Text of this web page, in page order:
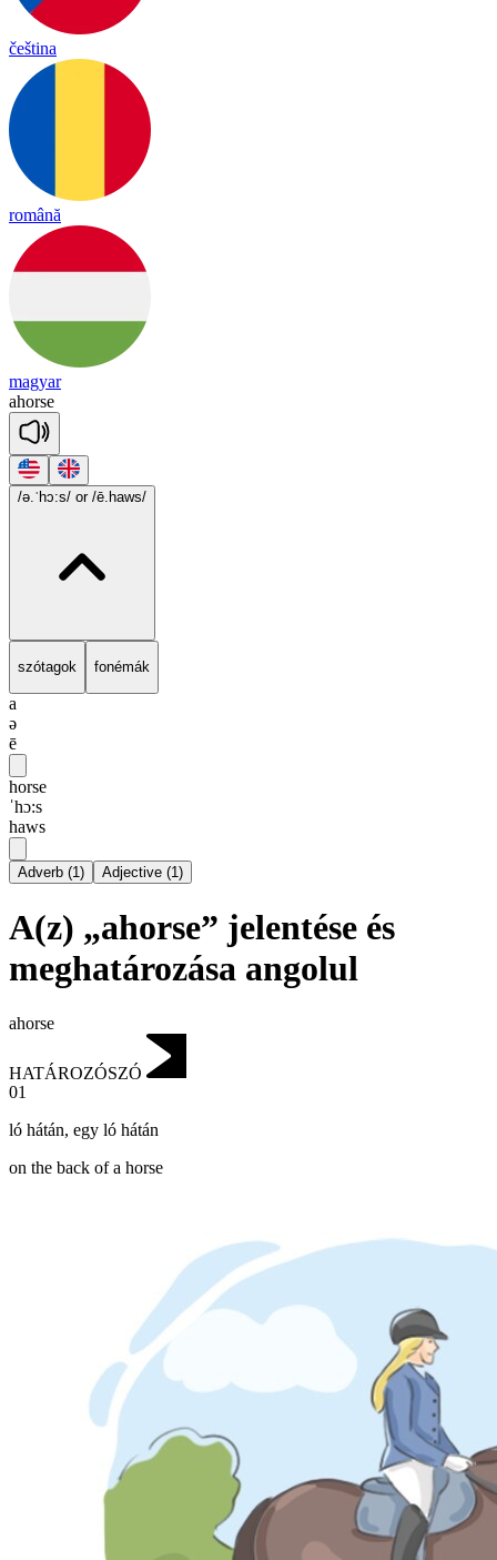
čeština
română
magyar
ahorse
/ə.ˈhɔ:s/ or /ē.haws/
szótagok fonémák
a
ə
ē
horse
ˈhɔ:s
haws
Adverb (1) Adjective (1)
A(z) „ahorse” jelentése és
meghatározása angolul
ahorse
HATÁROZÓSZÓ
01
ló hátán, egy ló hátán
on the back of a horse